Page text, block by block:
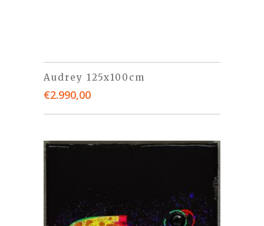
Audrey 125x100cm
€2.990,00